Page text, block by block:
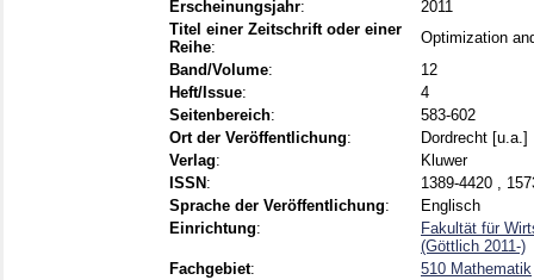
Erscheinungsjahr:
2011
Titel einer Zeitschrift oder einer
Reihe:
Optimization
Band/Volume:
12
Heft/Issue:
4
Seitenbereich:
583-602
Ort der Veröffentlichung:
Dordrecht [u.a.]
Verlag:
Kluwer
ISSN :
1389-4420 ,
Sprache der Veröffentlichung:
Englisch
Einrichtung:
Fakultät für
(Göttlich 2011-)
Fachgebiet: 510 Mathematik